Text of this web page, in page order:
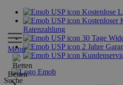
Kostenlose
Kostenloser
Ratenzahlung
30 Tage
2 Jahre
Suche
Menu
Betten